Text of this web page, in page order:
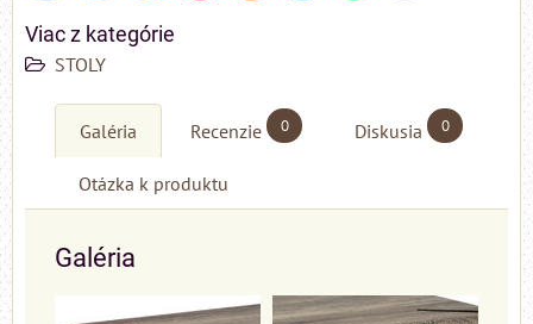
Viac z kategórie
STOLY
Galéria Recenzie 0 Diskusia 0
Otázka k produktu
Galéria